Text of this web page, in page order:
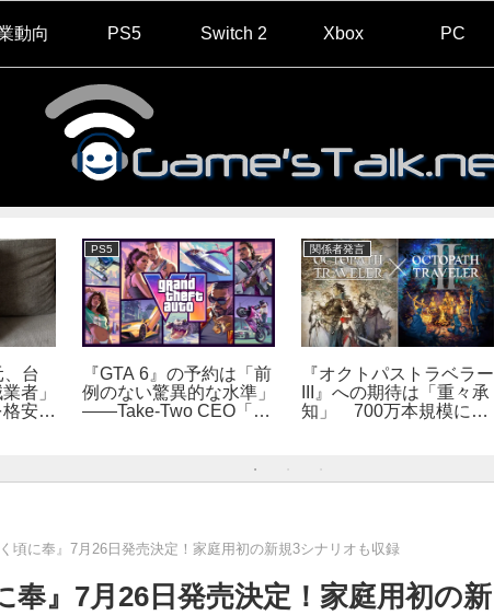
動向 PS5 Switch 2 Xbox PC
、台
者」
安で
PS5
『GTA 6』の予約は「前
例のない驚異的な水準」
――Take-Two CEO「販
関係者発言
『オクトパストラベラー
III』への期待は「重々承
知」 700万本規模に成
也氏
頃に奉』7月26日発売決定！家庭用初の新規3シナリオも収録
』7月26日発売決定！家庭用初の新